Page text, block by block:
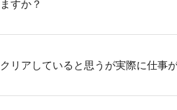
すか？
リアしていると思うが実際に仕事